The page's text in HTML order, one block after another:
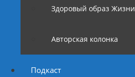
Здоровый образ Жизни
Авторская колонка
Подкаст